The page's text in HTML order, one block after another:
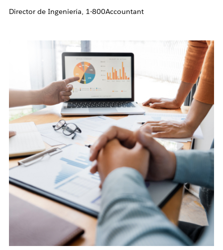
Director de Ingeniería, 1-800Accountant